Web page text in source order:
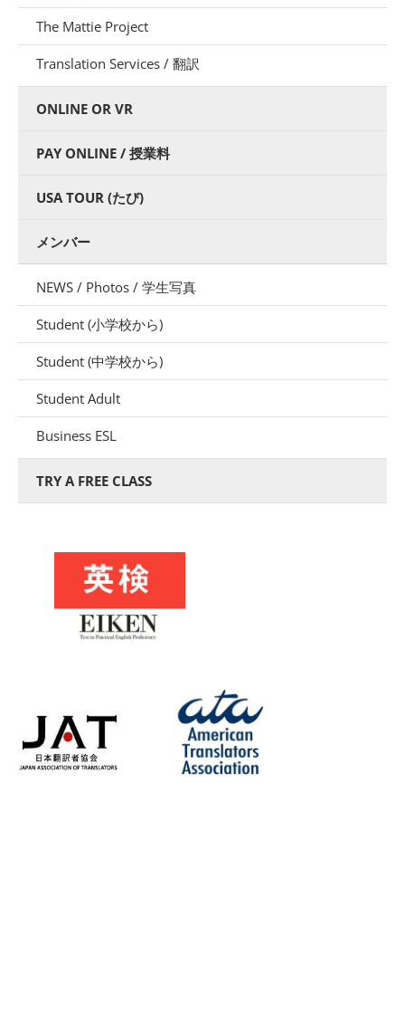
The Mattie Project
Translation Services / 翻訳
ONLINE OR VR
PAY ONLINE / 授業料
USA TOUR (たび)
メンバー
NEWS / Photos / 学生写真
Student (小学校から)
Student (中学校から)
Student Adult
Business ESL
TRY A FREE CLASS